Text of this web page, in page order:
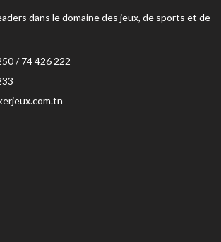
dans le domaine des jeux, de sports et de
/ 74 426 222